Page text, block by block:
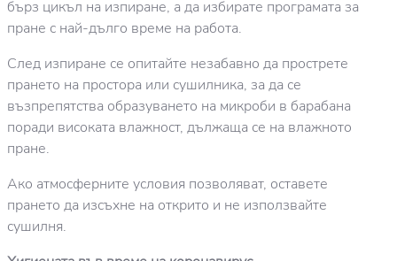
бърз цикъл на изпиране, а да избирате програмата за
пране с най-дълго време на работа.
След изпиране се опитайте незабавно да прострете
прането на простора или сушилника, за да се
възпрепятства образуването на микроби в барабана
поради високата влажност, дължаща се на влажното
пране.
Ако атмосферните условия позволяват, оставете
прането да изсъхне на открито и не използвайте
сушилня.